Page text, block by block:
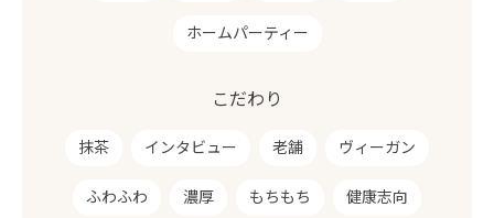
ホームパーティー
こだわり
抹茶 インタビュー 老舗 ヴィーガン
ふわふわ 濃厚 もちもち 健康志向